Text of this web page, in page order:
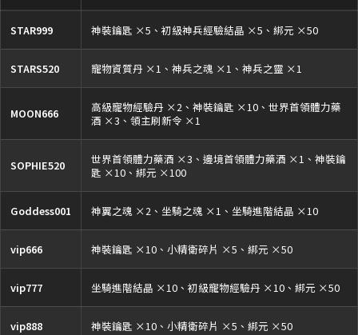
STAR999 神裝鑰匙 ×5、初級神兵經驗結晶 ×5、綁元 ×50
STARS520 寵物資質丹 ×1、神兵之魂 ×1、神兵之靈 ×1
MOON666
高級寵物經驗丹 ×2、神裝鑰匙 ×10、世界首領體力藥
酒 ×3、領主刷新令 ×1
SOPHIE520
世界首領體力藥酒 ×3、邊境首領體力藥酒 ×1、神裝鑰
匙 ×10、綁元 ×100
Goddess001 神翼之魂 ×2、坐騎之魂 ×1、坐騎進階結晶 ×10
vip666 神裝鑰匙 ×10、小精衛碎片 ×5、綁元 ×50
vip777 坐騎進階結晶 ×10、初級寵物經驗丹 ×10、綁元 ×50
vip888 神裝鑰匙 ×10、小精衛碎片 ×5、綁元 ×50